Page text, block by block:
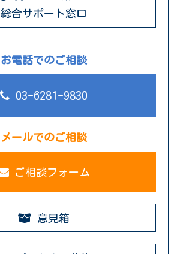
総合サポート窓口
お電話でのご相談
03-6281-9830
メールでのご相談
ご相談フォーム
意見箱